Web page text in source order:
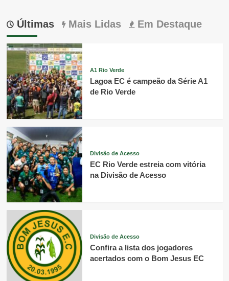
Últimas Mais Lidas Em Destaque
A1 Rio Verde
Lagoa EC é campeão da Série A1
de Rio Verde
Divisão de Acesso
EC Rio Verde estreia com vitória
na Divisão de Acesso
Divisão de Acesso
Confira a lista dos jogadores
acertados com o Bom Jesus EC